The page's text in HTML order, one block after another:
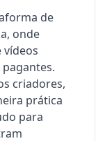
de
onde
criadores,
prática
para